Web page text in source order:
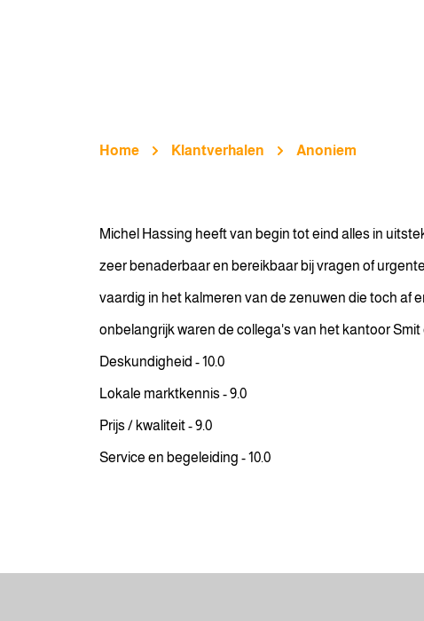
Home Klantverhalen Anoniem
Michel Hassing heeft van begin tot eind alles in
zeer benaderbaar en bereikbaar bij vragen of
vaardig in het kalmeren van de zenuwen die toch af
onbelangrijk waren de collega's van het kantoor
Deskundigheid - 10.0
Lokale marktkennis - 9.0
Prijs / kwaliteit - 9.0
Service en begeleiding - 10.0